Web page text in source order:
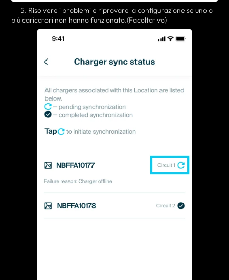
5. Risolvere i problemi e riprovare la configurazione se uno o
più caricatori non hanno funzionato.(Facoltativo)